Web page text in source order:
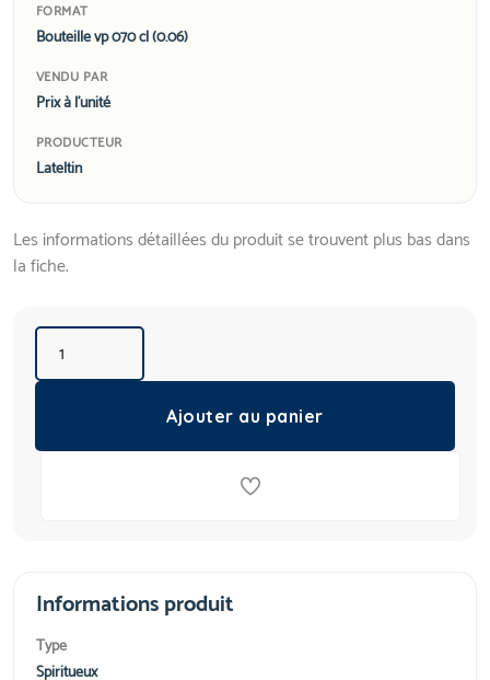
FORMAT
Bouteille vp 070 cl (0.06)
VENDU PAR
Prix à l'unité
PRODUCTEUR
Lateltin
Les informations détaillées du produit se trouvent plus bas dans
la fiche.
Ajouter au panier
Informations produit
Type
Spiritueux